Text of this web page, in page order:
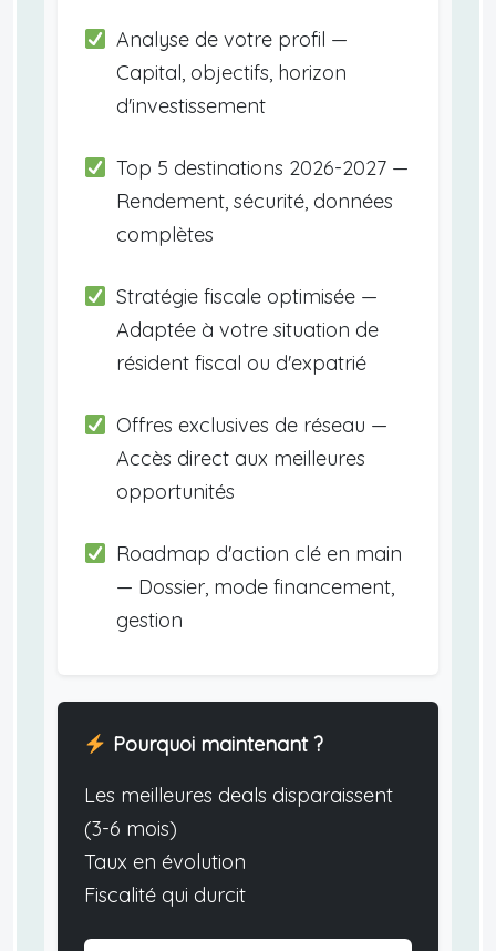
Analyse de votre profil —
Capital, objectifs, horizon
d'investissement
Top 5 destinations 2026-2027 —
Rendement, sécurité, données
complètes
Stratégie fiscale optimisée —
Adaptée à votre situation de
résident fiscal ou d'expatrié
Offres exclusives de réseau —
Accès direct aux meilleures
opportunités
Roadmap d'action clé en main
— Dossier, mode financement,
gestion
Pourquoi maintenant ?
Les meilleures deals disparaissent
(3-6 mois)
Taux en évolution
Fiscalité qui durcit